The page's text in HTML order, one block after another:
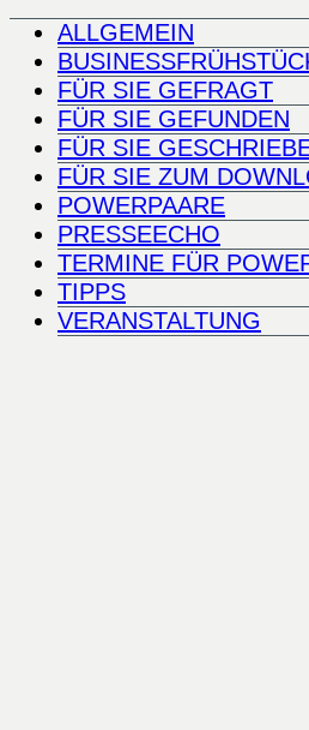
ALLGEMEIN
FÜR SIE GEFRAGT
FÜR SIE GEFUNDEN
FÜR SIE
FÜR SIE ZUM
POWERPAARE
PRESSEECHO
TERMINE FÜR
TIPPS
VERANSTALTUNG